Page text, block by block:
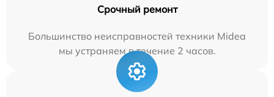
Срочный ремонт
Большинство неисправностей техники Midea
мы устраняем в течение 2 часов.